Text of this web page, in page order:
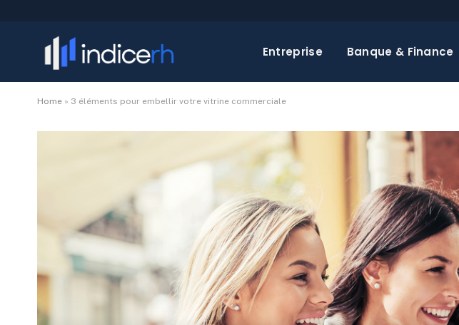
Entreprise Banque & Finance
Home » 3 éléments pour embellir votre vitrine commerciale